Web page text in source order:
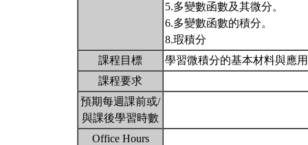
5.多變數函數及其微分。
6.多變數函數的積分。
8.瑕積分
課程目標
學習微積分的基本材料與應
課程要求
預期每週課前或/
與課後學習時數
Office Hours